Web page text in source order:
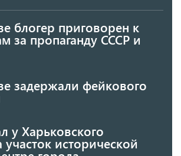
блогер приговорен к
за пропаганду СССР и
задержали фейкового
у Харьковского
участок исторической